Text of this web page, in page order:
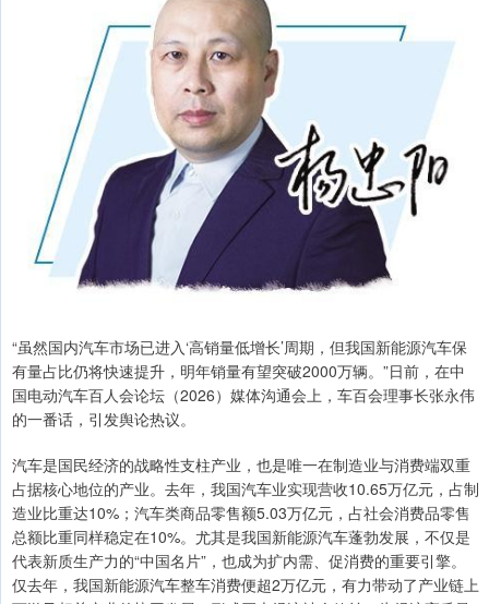
“虽然国内汽车市场已进入‘高销量低增长’周期，但我国新能源汽车保
有量占比仍将快速提升，明年销量有望突破2000万辆。”日前，在中
国电动汽车百人会论坛（2026）媒体沟通会上，车百会理事长张永伟
的一番话，引发舆论热议。
汽车是国民经济的战略性支柱产业，也是唯一在制造业与消费端双重
占据核心地位的产业。去年，我国汽车业实现营收10.65万亿元，占制
造业比重达10%；汽车类商品零售额5.03万亿元，占社会消费品零售
总额比重同样稳定在10%。尤其是我国新能源汽车蓬勃发展，不仅是
代表新质生产力的“中国名片”，也成为扩内需、促消费的重要引擎。
仅去年，我国新能源汽车整车消费便超2万亿元，有力带动了产业链上